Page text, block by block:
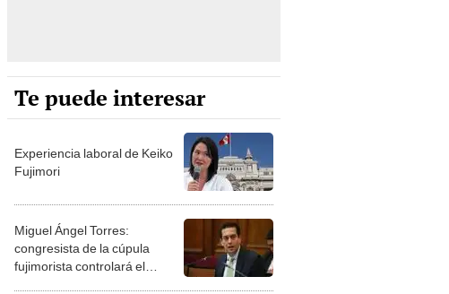
Te puede interesar
Experiencia laboral de Keiko
Fujimori
Miguel Ángel Torres:
congresista de la cúpula
fujimorista controlará el